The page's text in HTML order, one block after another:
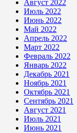
Август 2022
Июль 2022
Июнь 2022
Май 2022
Апрель 2022
Март 2022
Февраль 2022
Январь 2022
Декабрь 2021
Ноябрь 2021
Октябрь 2021
Сентябрь 2021
Август 2021
Июль 2021
Июнь 2021